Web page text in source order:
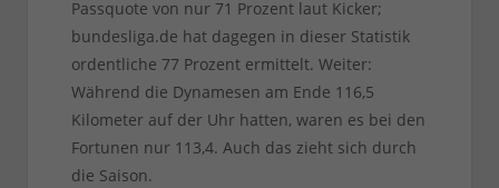
Passquote von nur 71 Prozent laut Kicker;
bundesliga.de hat dagegen in dieser Statistik
ordentliche 77 Prozent ermittelt. Weiter:
Während die Dynamesen am Ende 116,5
Kilometer auf der Uhr hatten, waren es bei den
Fortunen nur 113,4. Auch das zieht sich durch
die Saison.